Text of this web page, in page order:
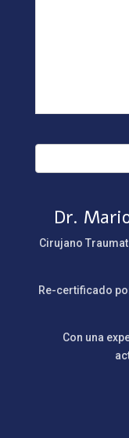
Dr.
Cirujano
Re-certificado
Con una